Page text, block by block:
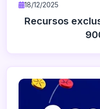
18/12/2025
Recursos